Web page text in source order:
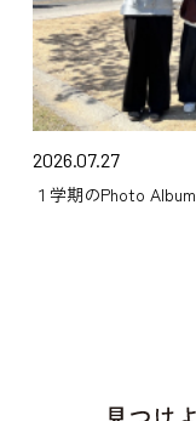
2026.07.27
１学期のPhoto